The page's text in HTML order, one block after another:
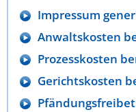
Impressum
Anwaltskosten
Prozesskosten
Gerichtskosten